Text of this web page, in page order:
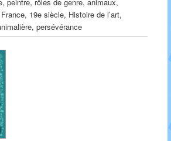
peintre, rôles de genre, animaux,
19e siècle, Histoire de l’art,
persévérance